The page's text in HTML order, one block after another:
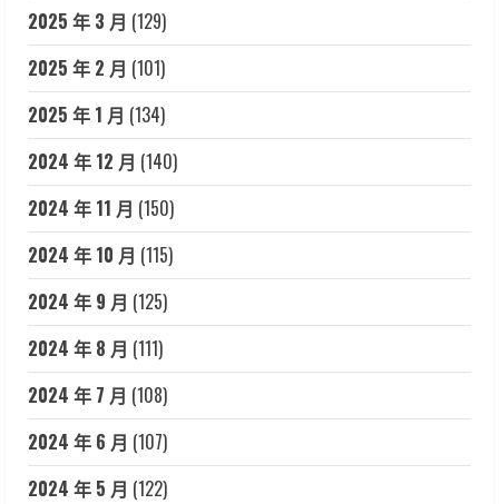
2025 年 3 月 (129)
2025 年 2 月 (101)
2025 年 1 月 (134)
2024 年 12 月 (140)
2024 年 11 月 (150)
2024 年 10 月 (115)
2024 年 9 月 (125)
2024 年 8 月 (111)
2024 年 7 月 (108)
2024 年 6 月 (107)
2024 年 5 月 (122)